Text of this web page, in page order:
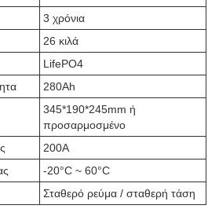
3 χρόνια
26 κιλά
LifePO4
280Ah
345*190*245mm ή
προσαρμοσμένο
200A
-20°C ~ 60°C
Σταθερό ρεύμα / σταθερή τάση